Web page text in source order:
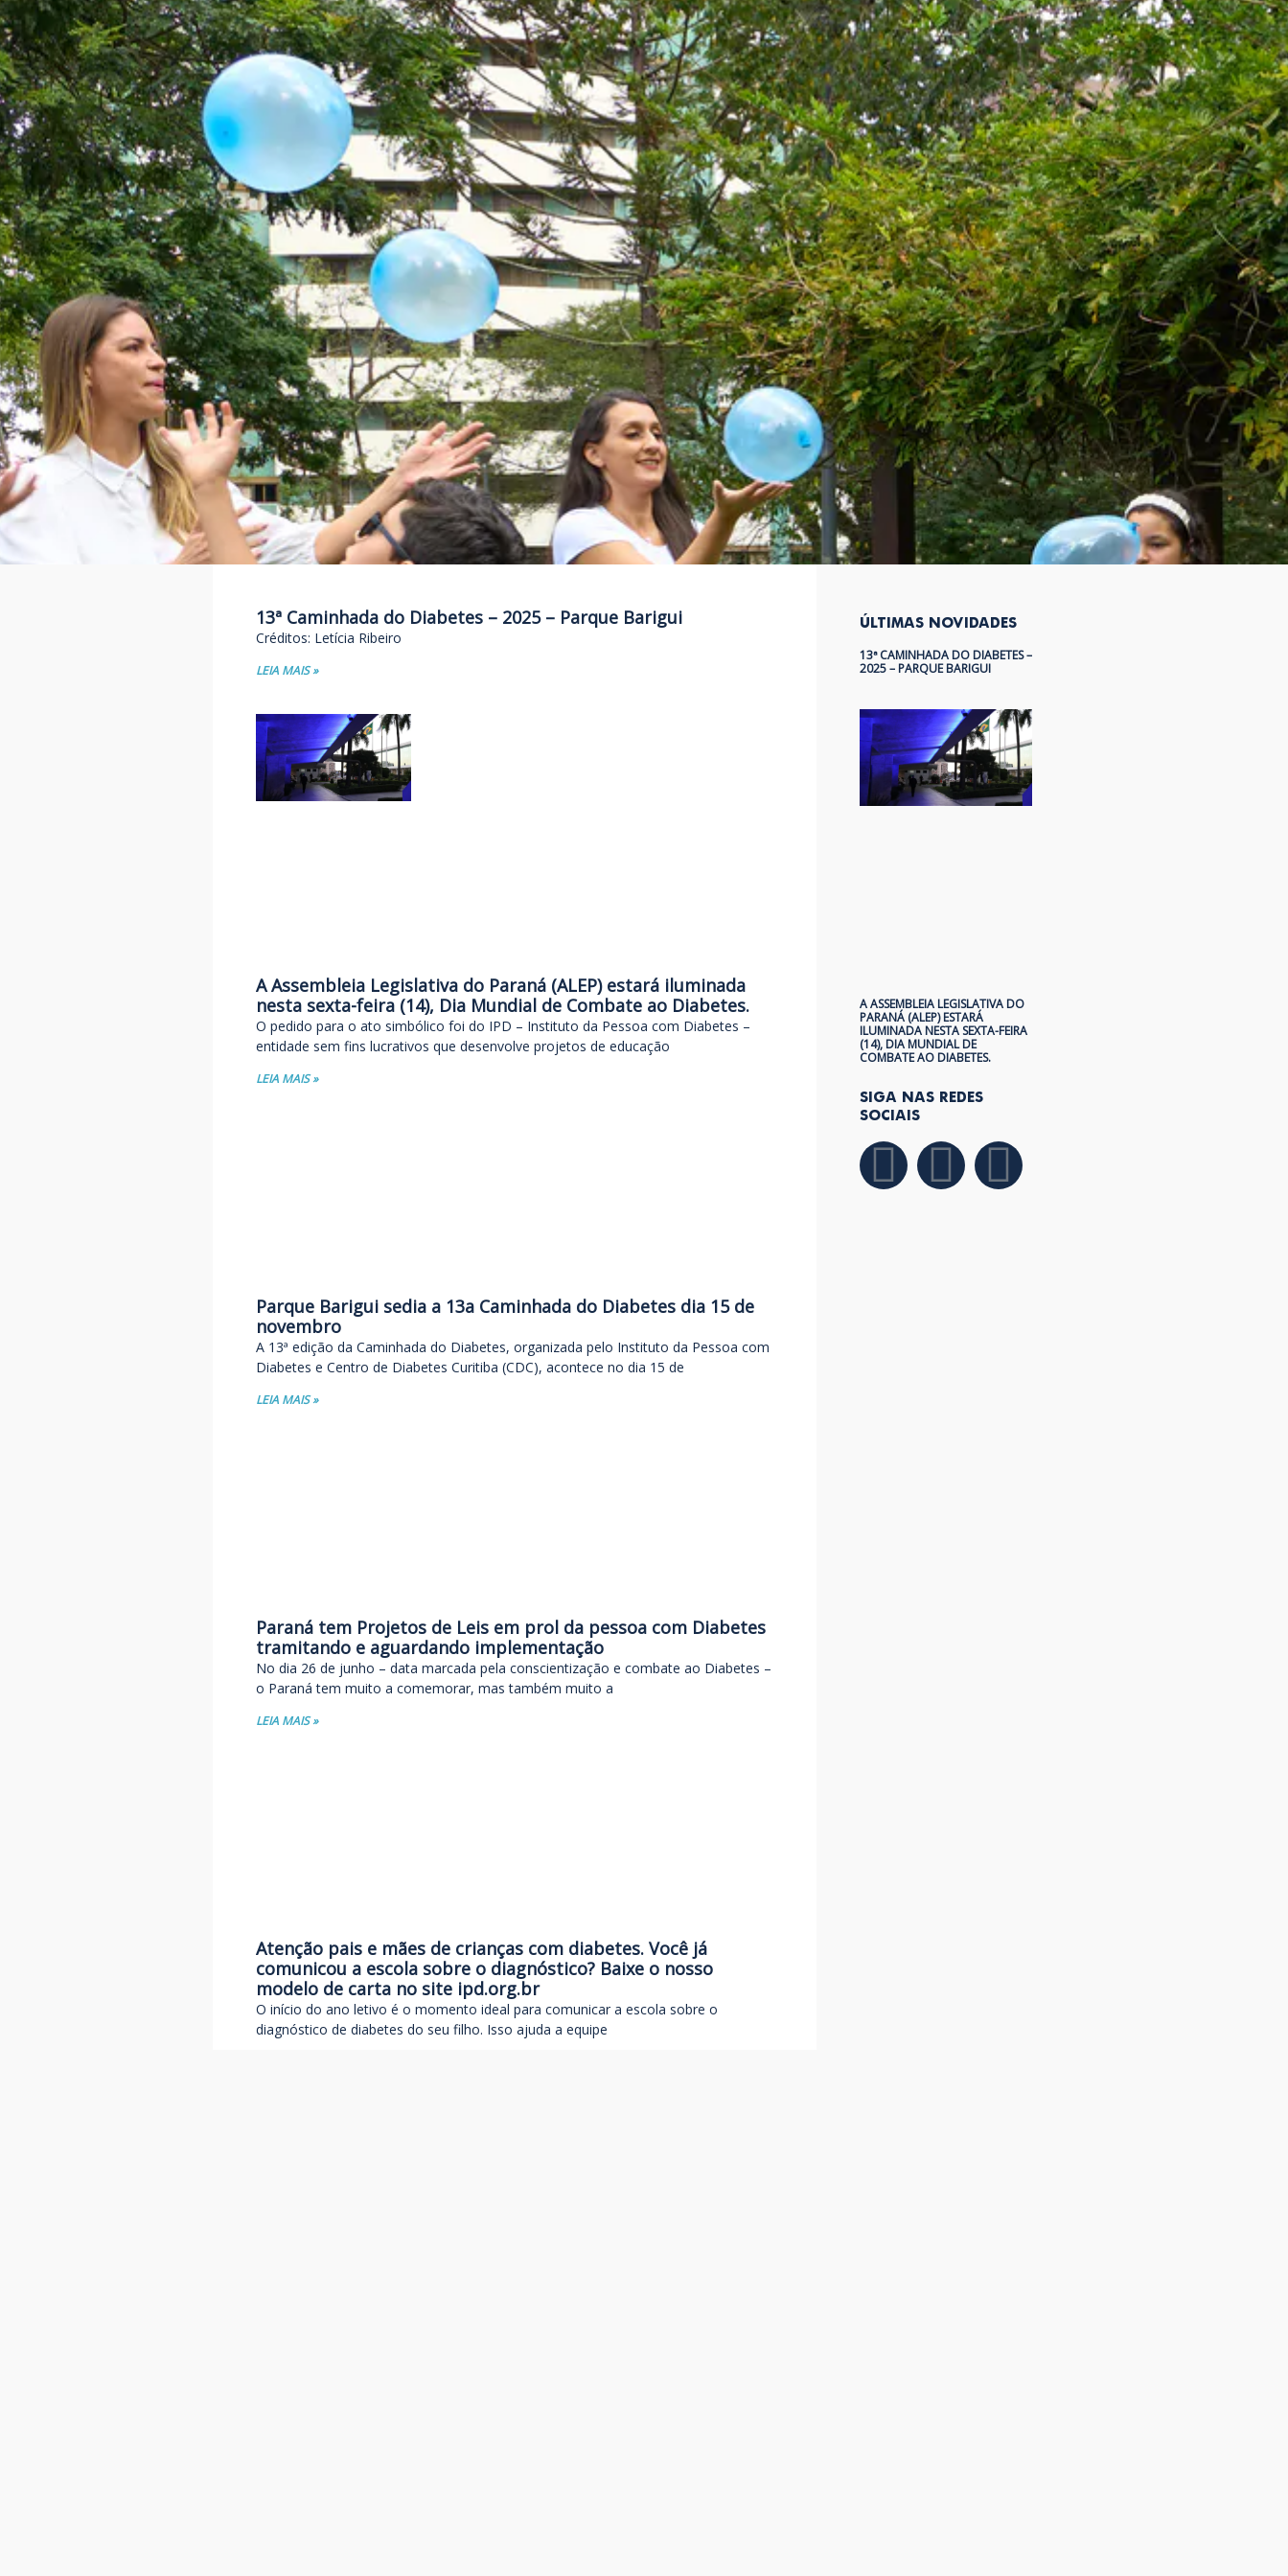
13ª Caminhada do Diabetes – 2025 – Parque Barigui
Créditos: Letícia Ribeiro
LEIA MAIS »
A Assembleia Legislativa do Paraná (ALEP) estará iluminada
nesta sexta-feira (14), Dia Mundial de Combate ao Diabetes.
O pedido para o ato simbólico foi do IPD – Instituto da Pessoa com Diabetes –
entidade sem fins lucrativos que desenvolve projetos de educação
LEIA MAIS »
Parque Barigui sedia a 13a Caminhada do Diabetes dia 15 de
novembro
A 13ª edição da Caminhada do Diabetes, organizada pelo Instituto da Pessoa com
Diabetes e Centro de Diabetes Curitiba (CDC), acontece no dia 15 de
LEIA MAIS »
Paraná tem Projetos de Leis em prol da pessoa com Diabetes
tramitando e aguardando implementação
No dia 26 de junho – data marcada pela conscientização e combate ao Diabetes –
o Paraná tem muito a comemorar, mas também muito a
LEIA MAIS »
Atenção pais e mães de crianças com diabetes. Você já
comunicou a escola sobre o diagnóstico? Baixe o nosso
modelo de carta no site ipd.org.br
O início do ano letivo é o momento ideal para comunicar a escola sobre o
diagnóstico de diabetes do seu filho. Isso ajuda a equipe
ÚLTIMAS NOVIDADES
13ª CAMINHADA DO DIABETES –
2025 – PARQUE BARIGUI
A ASSEMBLEIA LEGISLATIVA DO
PARANÁ (ALEP) ESTARÁ
ILUMINADA NESTA SEXTA-FEIRA
(14), DIA MUNDIAL DE
COMBATE AO DIABETES.
SIGA NAS REDES
SOCIAIS